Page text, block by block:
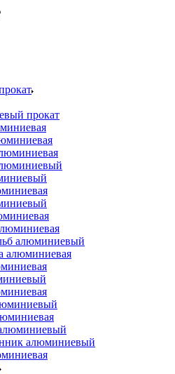
прокат
алюминиевый
алюминиевая
алюминиевый